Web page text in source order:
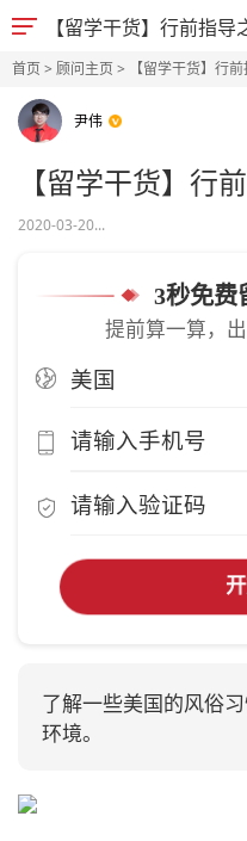
【留学干货】行前指导
首页> 顾问主页> 【留学干货】行
尹伟
【留学干货】行
2020-03-20...
3秒免费
提前算一算，
了解一些美国的风俗
环境。